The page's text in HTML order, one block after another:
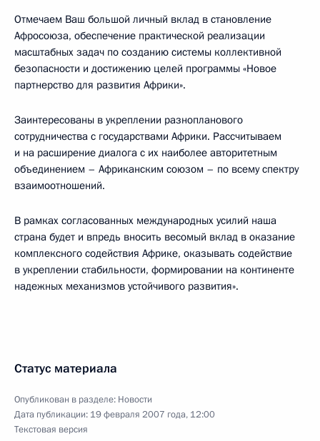
Отмечаем Ваш большой личный вклад в становление
Афросоюза, обеспечение практической реализации
масштабных задач по созданию системы коллективной
безопасности и достижению целей программы «Новое
партнерство для развития Африки».
Заинтересованы в укреплении разнопланового
сотрудничества с государствами Африки. Рассчитываем
и на расширение диалога с их наиболее авторитетным
объединением – Африканским союзом – по всему спектру
взаимоотношений.
В рамках согласованных международных усилий наша
страна будет и впредь вносить весомый вклад в оказание
комплексного содействия Африке, оказывать содействие
в укреплении стабильности, формировании на континенте
надежных механизмов устойчивого развития».
Статус материала
Опубликован в разделе: Новости
Дата публикации: 19 февраля 2007 года, 12:00
Текстовая версия